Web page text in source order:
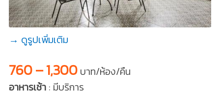
→ ดูรูปเพิ่มเติม
760 – 1,300บาท/ห้อง/คืน
อาหารเช้า: มีบริการ